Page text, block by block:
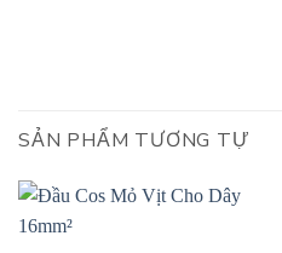
SẢN PHẨM TƯƠNG TỰ